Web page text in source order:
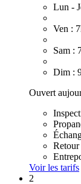
Lun -
Ven :
Sam :
Dim :
Ouvert
Retour
Voir les tarifs
2